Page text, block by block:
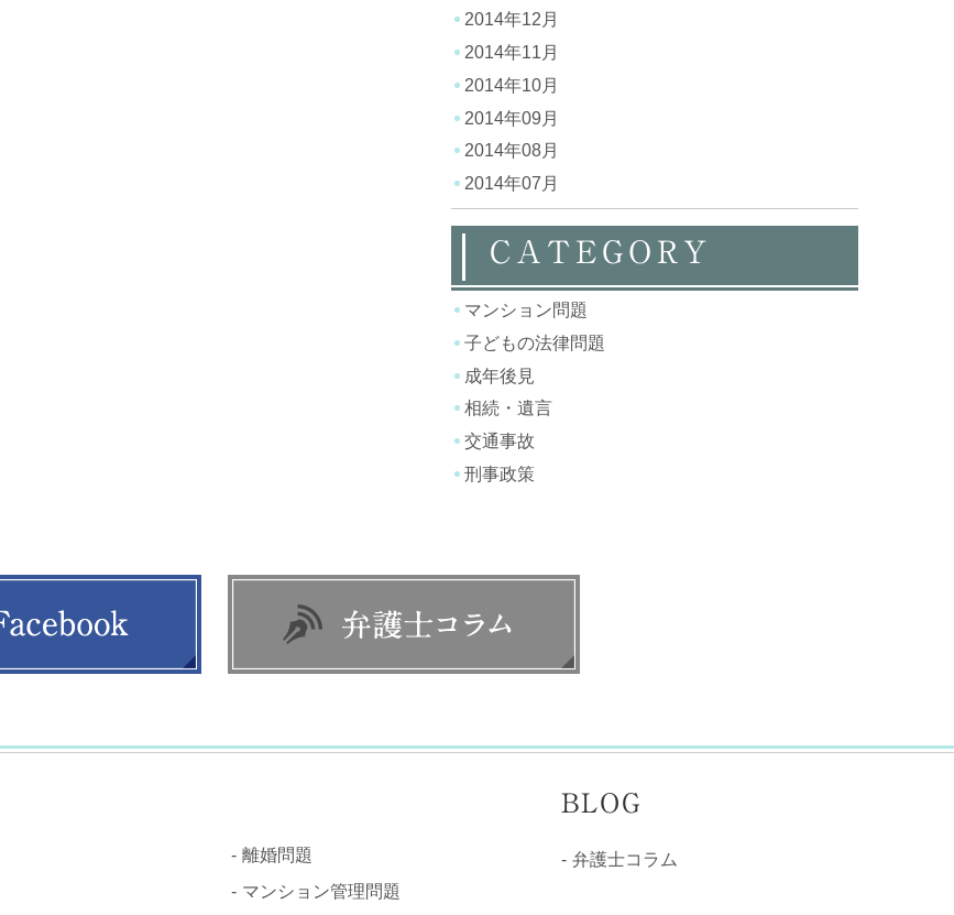
2014年12月
2014年11月
2014年10月
2014年09月
2014年08月
2014年07月
CATEGORY
マンション問題
子どもの法律問題
成年後見
相続・遺言
交通事故
刑事政策
離婚問題
マンション管理問題
BLOG
弁護士コラム